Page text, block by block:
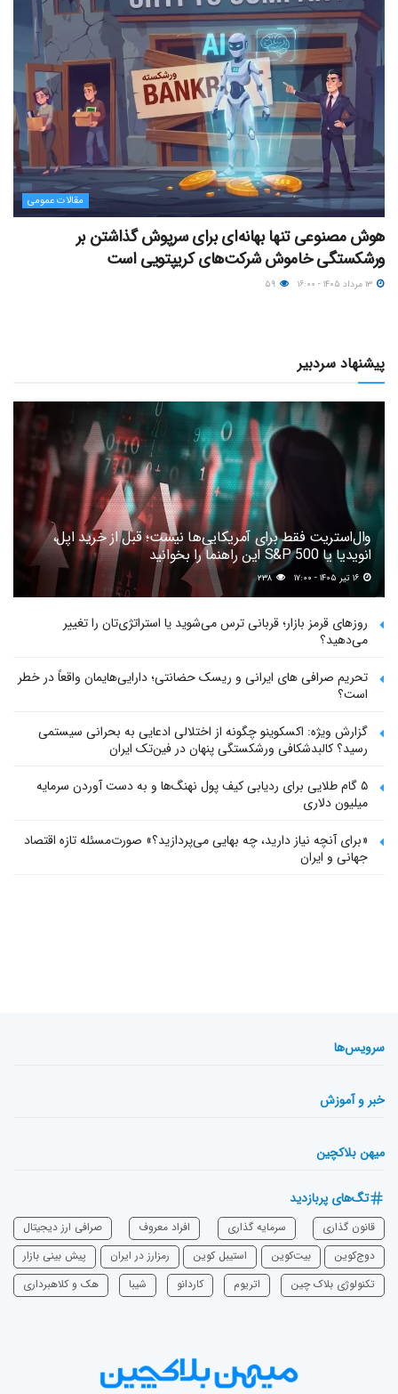
مقالات عمومی
هوش مصنوعی تنها بهانه‌ای برای سرپوش گذاشتن بر
ورشکستگی خاموش شرکت‌های کریپتویی است
پیشنهاد سردبیر
وال‌استریت فقط برای آمریکایی‌ها نیست؛ قبل از خرید اپل،
انویدیا یا S&P 500 این راهنما را بخوانید
۲۳۸
روزهای قرمز بازار؛ قربانی ترس می‌شوید یا استراتژی‌تان را تغییر
می‌دهید؟
تحریم صرافی های ایرانی و ریسک حضانتی؛ دارایی‌هایمان واقعاً در خطر
است؟
گزارش ویژه: اکسکوینو چگونه از اختلالی ادعایی به بحرانی سیستمی
رسید؟ کالبدشکافی ورشکستگی پنهان در فین‌تک ایران
۵ گام طلایی برای ردیابی کیف پول‌ نهنگ‌ها و به دست آوردن سرمایه
میلیون دلاری
«برای آنچه نیاز دارید، چه بهایی می‌پردازید؟» صورت‌مسئله تازه اقتصاد
جهانی و ایران
سرویس‌ها
خبر و آموزش
میهن بلاکچین
تگ‌های پربازدید
قانون گذاری سرمایه‌ گذاری افراد معروف
صرافی ارز دیجیتال
دوج‌کوین
بیت‌کوین استیبل کوین رمزارز در ایران
پیش بینی بازار
تکنولوژی بلاک چین
اتریوم ‌کاردانو شیبا هک و کلاهبرداری